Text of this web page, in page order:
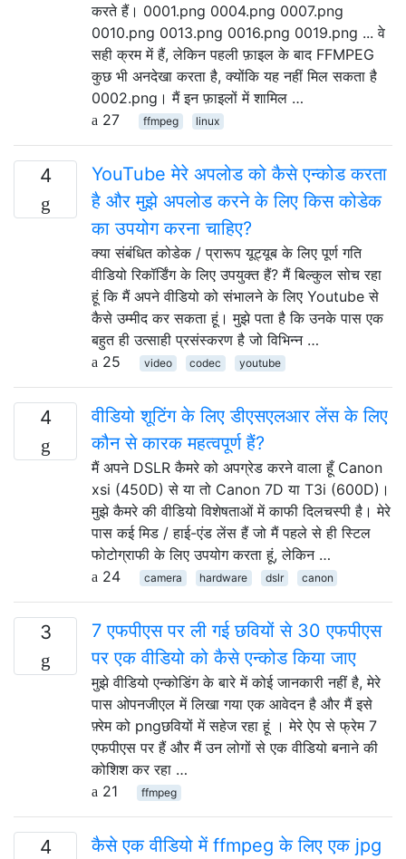
करते हैं। 0001.png 0004.png 0007.png
0010.png 0013.png 0016.png 0019.png ... वे
सही क्रम में हैं, लेकिन पहली फ़ाइल के बाद FFMPEG
कुछ भी अनदेखा करता है, क्योंकि यह नहीं मिल सकता है
0002.png। मैं इन फ़ाइलों में शामिल …
27
ffmpeg linux
4
YouTube मेरे अपलोड को कैसे एन्कोड करता
है और मुझे अपलोड करने के लिए किस कोडेक
का उपयोग करना चाहिए?
क्या संबंधित कोडेक / प्रारूप यूट्यूब के लिए पूर्ण गति
वीडियो रिकॉर्डिंग के लिए उपयुक्त हैं? मैं बिल्कुल सोच रहा
हूं कि मैं अपने वीडियो को संभालने के लिए Youtube से
कैसे उम्मीद कर सकता हूं। मुझे पता है कि उनके पास एक
बहुत ही उत्साही प्रसंस्करण है जो विभिन्न …
25
video codec youtube
4
वीडियो शूटिंग के लिए डीएसएलआर लेंस के लिए
कौन से कारक महत्वपूर्ण हैं?
मैं अपने DSLR कैमरे को अपग्रेड करने वाला हूँ Canon
xsi (450D) से या तो Canon 7D या T3i (600D)।
मुझे कैमरे की वीडियो विशेषताओं में काफी दिलचस्पी है। मेरे
पास कई मिड / हाई-एंड लेंस हैं जो मैं पहले से ही स्टिल
फोटोग्राफी के लिए उपयोग करता हूं, लेकिन …
24
camera hardware dslr canon
3
7 एफपीएस पर ली गई छवियों से 30 एफपीएस
पर एक वीडियो को कैसे एन्कोड किया जाए
मुझे वीडियो एन्कोडिंग के बारे में कोई जानकारी नहीं है, मेरे
पास ओपनजीएल में लिखा गया एक आवेदन है और मैं इसे
फ़्रेम को pngछवियों में सहेज रहा हूं । मेरे ऐप से फ्रेम 7
एफपीएस पर हैं और मैं उन लोगों से एक वीडियो बनाने की
कोशिश कर रहा …
21
ffmpeg
4
कैसे एक वीडियो में ffmpeg के लिए एक jpg